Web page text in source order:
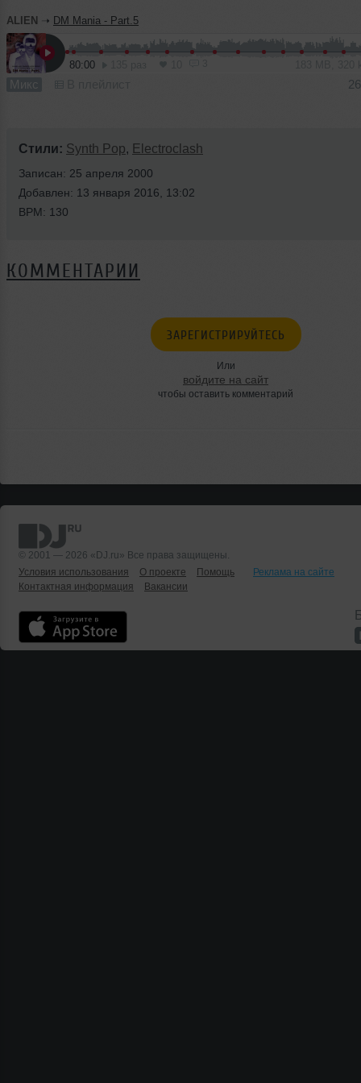
ALIEN ➝ DM Mania - Part.5
80:00
Микс
Стили: Synth Pop, Electroclash
Записан: 25 апреля 2000
Добавлен: 13 января 2016, 13:02
BPM: 130
КОММЕНТАРИИ
ЗАРЕГИСТРИРУЙТЕСЬ
Или
войдите на сайт
чтобы оставить комментарий
© 2001 — 2026 «DJ.ru» Все права защищены.
Условия использования
О проекте Помощь
Реклама на сайте
Контактная информация
Вакансии